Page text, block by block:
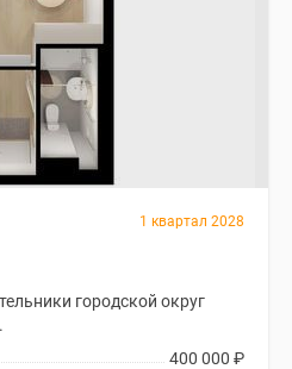
1 квартал 2028
городской округ
400 000 ₽